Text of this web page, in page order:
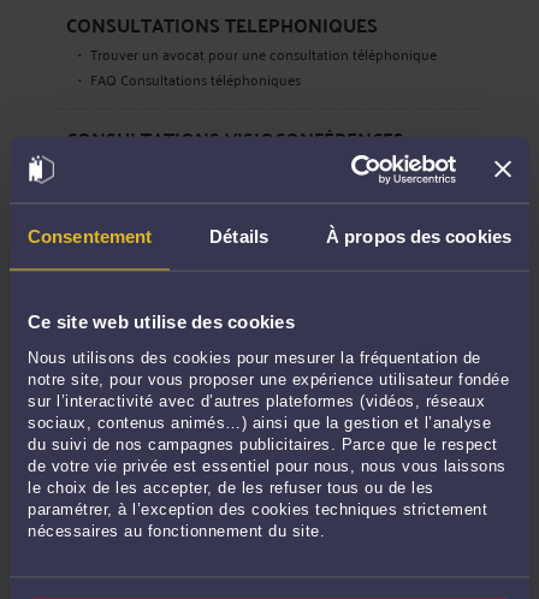
Consentement Détails À propos des cookies
Ce site web utilise des cookies
Nous utilisons des cookies pour mesurer la fréquentation de
notre site, pour vous proposer une expérience utilisateur fondée
sur l’interactivité avec d’autres plateformes (vidéos, réseaux
sociaux, contenus animés…) ainsi que la gestion et l’analyse
du suivi de nos campagnes publicitaires. Parce que le respect
de votre vie privée est essentiel pour nous, nous vous laissons
le choix de les accepter, de les refuser tous ou de les
paramétrer, à l’exception des cookies techniques strictement
nécessaires au fonctionnement du site.
CONSULTATIONS TELEPHONIQUES
Trouver un avocat pour une consultation téléphonique
FAQ Consultations téléphoniques
CONSULTATIONS VISIOCONFÉRENCES
Trouver un avocat pour une consultation en visioconférence
QUESTIONS SIMPLE
CONSULTATION JURIDIQUE ÉCRITE
Trouver un avocat pour une consultation juridique écrite
FAQ Consultation juridique écrite
DEVIS PERSONNALISÉ
Demander un devis auprès d'un avocat
FAQ Devis personnalisé